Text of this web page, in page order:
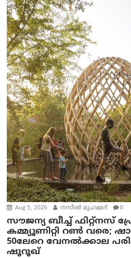
Aug 5, 2026 നസീല്‍ മുഹമ്മദ് 0
സൗജന്യ ബീച്ച് ഫിറ്റ്നസ്
കമ്മ്യൂണിറ്റി റൺ വരെ;
50ലേറെ വേനൽക്കാല
ഷൂറൂഖ്